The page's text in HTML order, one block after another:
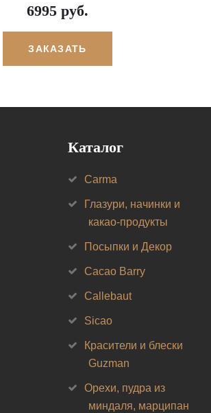
6995 руб.
ЗАКАЗАТЬ
Каталог
Carma
Глазури, начинки и
какао-продукты
Посыпки и Декор
Cacao Barry
Callebaut
Sicao
Красители и блески
Guzman
Орехи, пудра из
миндаля, марципан